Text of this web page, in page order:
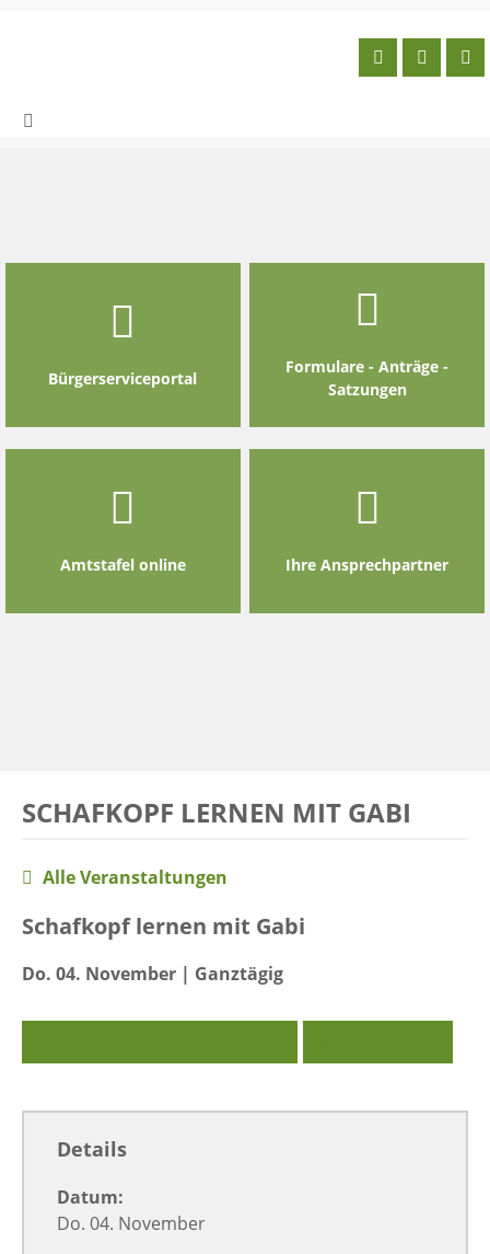
content
Bürgerserviceportal
Formulare - Anträge -
Satzungen
Amtstafel online Ihre Ansprechpartner
SCHAFKOPF LERNEN MIT GABI
Alle Veranstaltungen
Schafkopf lernen mit Gabi
Do. 04. November | Ganztägig
Details
Datum:
Do. 04. November